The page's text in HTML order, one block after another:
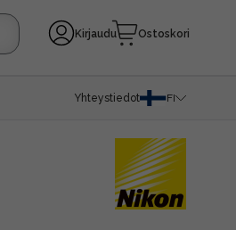
Kirjaudu Ostoskori
Yhteystiedot FI